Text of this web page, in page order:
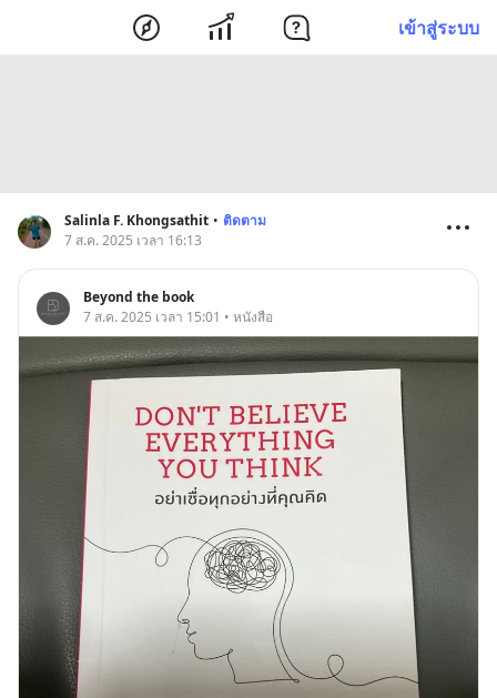
เข้าสู่ระบบ
Salinla F. Khongsathit • ติดตาม
7 ส.ค. 2025 เวลา 16:13
Beyond the book
7 ส.ค. 2025 เวลา 15:01 • หนังสือ